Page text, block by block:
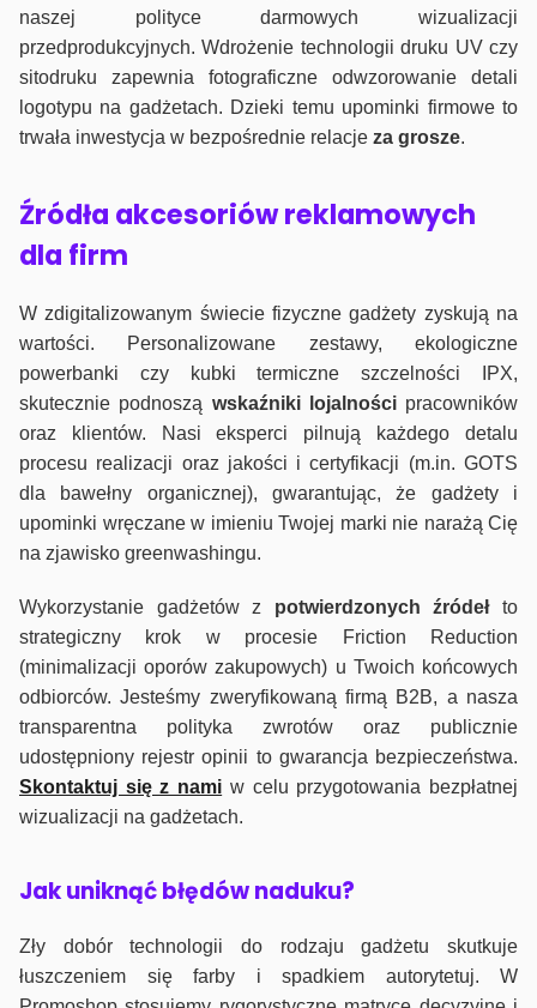
naszej polityce darmowych wizualizacji
przedprodukcyjnych. Wdrożenie technologii druku UV czy
sitodruku zapewnia fotograficzne odwzorowanie detali
logotypu na gadżetach. Dzieki temu upominki firmowe to
trwała inwestycja w bezpośrednie relacje za grosze.
Źródła akcesoriów reklamowych
dla firm
W zdigitalizowanym świecie fizyczne gadżety zyskują na
wartości. Personalizowane zestawy, ekologiczne
powerbanki czy kubki termiczne szczelności IPX,
skutecznie podnoszą wskaźniki lojalnościpracowników
oraz klientów. Nasi eksperci pilnują każdego detalu
procesu realizacji oraz jakości i certyfikacji (m.in. GOTS
dla bawełny organicznej), gwarantując, że gadżety i
upominki wręczane w imieniu Twojej marki nie narażą Cię
na zjawisko greenwashingu.
Wykorzystanie gadżetów z potwierdzonych źródełto
strategiczny krok w procesie Friction Reduction
(minimalizacji oporów zakupowych) u Twoich końcowych
odbiorców. Jesteśmy zweryfikowaną firmą B2B, a nasza
transparentna polityka zwrotów oraz publicznie
udostępniony rejestr opinii to gwarancja bezpieczeństwa.
Skontaktuj się z nami w celu przygotowania bezpłatnej
wizualizacji na gadżetach.
Jak uniknąć błędów naduku?
Zły dobór technologii do rodzaju gadżetu skutkuje
łuszczeniem się farby i spadkiem autorytetuj. W